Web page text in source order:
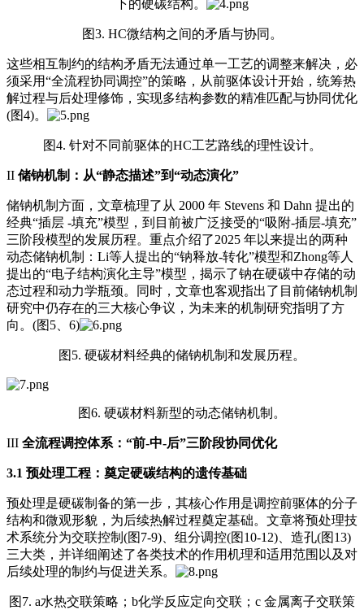
下的硬碳结构。
图3. HC微结构之间的矛盾与协同。
这些相互制约的结构矛盾无法通过单一工艺的调整来解决，必
须采用“全流程协同调控”的策略，从前驱体设计开始，统筹热
解过程与后处理修饰，实现多结构参数的精准匹配与协同优化
(图4)。
图4. 针对不同前驱体的HC工艺路线的理性设计。
II 储钠机制：从“静态描述”到“动态演化”
储钠机制方面，文章梳理了从 2000 年 Stevens 和 Dahn 提出的
经典“插层 -填充”模型，到目前被广泛接受的“吸附-插层-填充”
三阶段模型的发展历程。重点介绍了2025 年以来提出的两种
动态储钠机制：Li等人提出的“钠释放-转化”模型和Zhong等人
提出的“电子结构演化主导”模型，揭示了钠在硬碳中存储的动
态过程和动力学瓶颈。同时，文章也客观指出了目前储钠机制
研究中仍存在的三大核心争议，为未来的机制研究指明了方
向。(图5、6)
图5. 硬碳材料经典的储钠机制和发展历程。
图6. 硬碳材料新型的动态储钠机制。
III 全流程调控体系：“前-中-后”三阶段协同优化
3.1 预处理工程：奠定硬碳结构的遗传基础
预处理是硬碳制备的第一步，其核心作用是调控前驱体的分子
结构和微观形貌，为后续热解过程奠定基础。文章将预处理技
术系统分为交联控制(图7-9)、组分调控(图10-12)、造孔(图13)
三大类，并详细阐述了各类技术的作用机理和适用范围以及对
后续处理的制约与促进关系。
图7. a水热交联策略；b化学反应定向交联；c 金属离子交联策